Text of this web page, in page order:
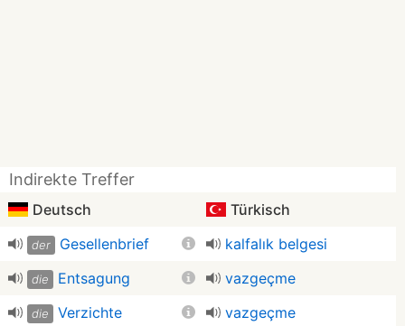
Indirekte Treffer
Deutsch Türkisch
der Gesellenbrief kalfalık belgesi
die Entsagung vazgeçme
die Verzichte vazgeçme